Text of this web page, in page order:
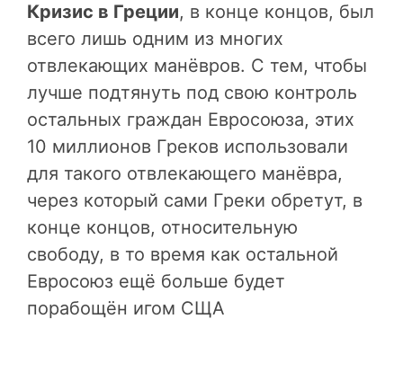
Кризис в Греции, в конце концов, был
всего лишь одним из многих
отвлекающих манёвров. С тем, чтобы
лучше подтянуть под свою контроль
остальных граждан Евросоюза, этих
10 миллионов Греков использовали
для такого отвлекающего манёвра,
через который сами Греки обретут, в
конце концов, относительную
свободу, в то время как остальной
Евросоюз ещё больше будет
порабощён игом СЩА